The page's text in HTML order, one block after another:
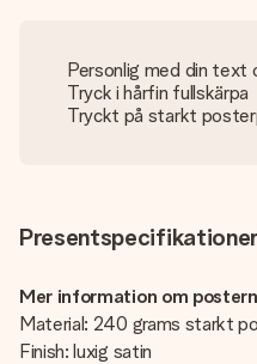
Personlig med din text
Tryck i hårfin fullskärpa
Tryckt på starkt
Presentspecifikationer
Mer information om
Material: 240 grams starkt
Finish: luxig satin